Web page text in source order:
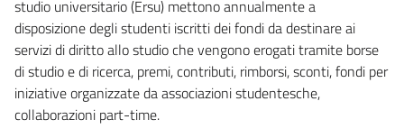
studio universitario (Ersu) mettono annualmente a
disposizione degli studenti iscritti dei fondi da destinare ai
servizi di diritto allo studio che vengono erogati tramite borse
di studio e di ricerca, premi, contributi, rimborsi, sconti, fondi per
iniziative organizzate da associazioni studentesche,
collaborazioni part-time.